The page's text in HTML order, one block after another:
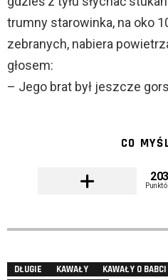
trumny starowinka, na oko
zebranych, nabiera
głosem:
– Jego brat był jeszcze
CO
203
DŁUGIE KAWAŁY KAWAŁY O